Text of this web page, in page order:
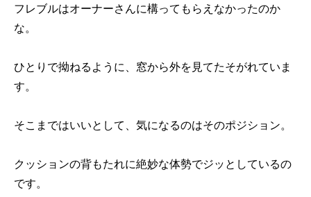
フレブルはオーナーさんに構ってもらえなかったのか
な。
ひとりで拗ねるように、窓から外を見てたそがれていま
す。
そこまではいいとして、気になるのはそのポジション。
クッションの背もたれに絶妙な体勢でジッとしているの
です。